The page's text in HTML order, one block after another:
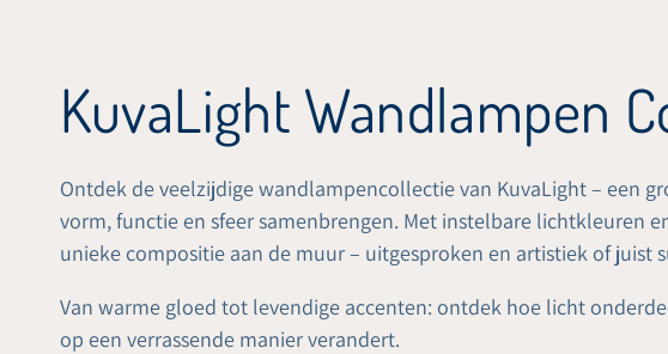
Verzameling:
KuvaLight Wandlampen
Ontdek de veelzijdige wandlampencollectie van KuvaLight – een
vorm, functie en sfeer samenbrengen. Met instelbare lichtkleuren
unieke compositie aan de muur – uitgesproken en artistiek of juist
Van warme gloed tot levendige accenten: ontdek hoe licht
op een verrassende manier verandert.